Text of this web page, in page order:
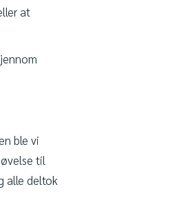
at
ble vi
til
alle deltok